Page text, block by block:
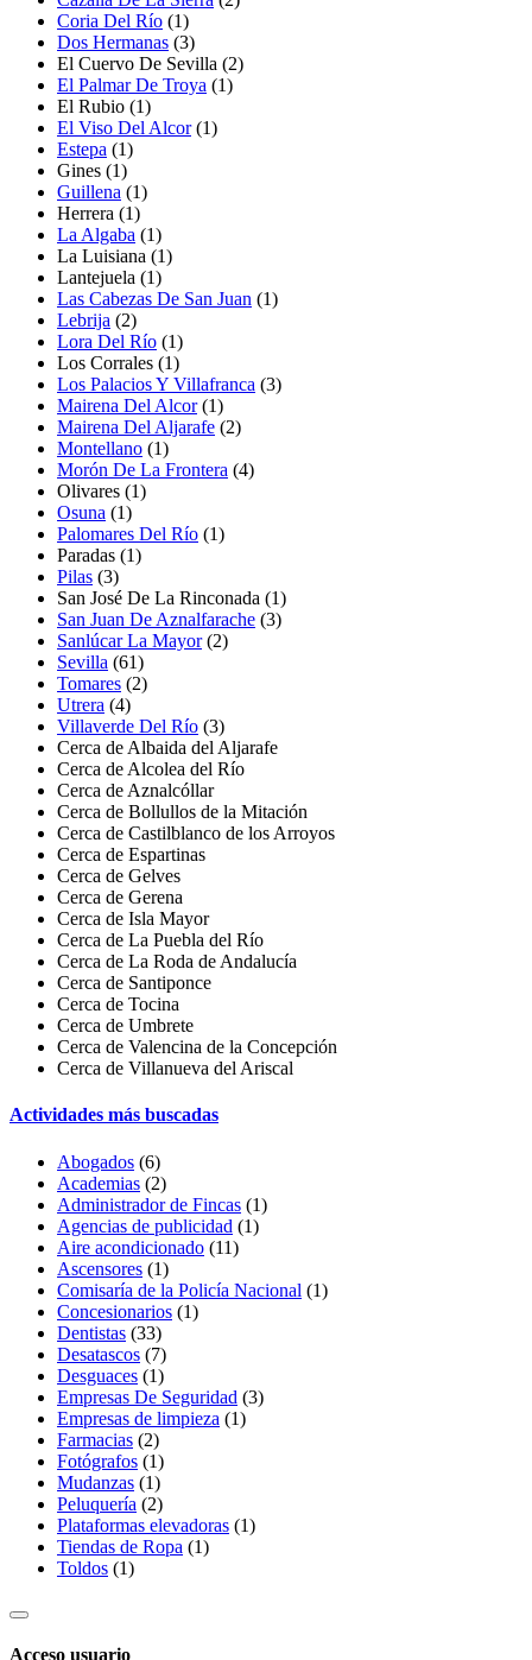
Coria Del Río (1)
Dos Hermanas (3)
El Cuervo De Sevilla (2)
El Palmar De Troya (1)
El Rubio (1)
El Viso Del Alcor(1)
Estepa (1)
Gines (1)
Guillena (1)
Herrera (1)
La Algaba (1)
La Luisiana (1)
Lantejuela (1)
Las Cabezas De San Juan (1)
Lebrija (2)
Lora Del Río (1)
Los Corrales (1)
Los Palacios Y Villafranca (3)
Mairena Del Alcor(1)
Mairena Del Aljarafe (2)
Montellano (1)
Morón De La Frontera (4)
Olivares (1)
Osuna (1)
Palomares Del Río (1)
Paradas (1)
Pilas (3)
San José De La Rinconada (1)
San Juan De Aznalfarache (3)
Sanlúcar La Mayor(2)
Sevilla (61)
Tomares (2)
Utrera (4)
Villaverde Del Río (3)
Cerca de Albaida del Aljarafe
Cerca de Alcolea del Río
Cerca de Aznalcóllar
Cerca de Bollullos de la Mitación
Cerca de Castilblanco de los Arroyos
Cerca de Espartinas
Cerca de Gelves
Cerca de Gerena
Cerca de Isla Mayor
Cerca de La Puebla del Río
Cerca de La Roda de Andalucía
Cerca de Santiponce
Cerca de Tocina
Cerca de Umbrete
Cerca de Valencina de la Concepción
Cerca de Villanueva del Ariscal
Actividades más buscadas
Abogados (6)
Academias (2)
Administrador de Fincas (1)
Agencias de publicidad (1)
Aire acondicionado (11)
Ascensores (1)
Comisaría de la Policía Nacional (1)
Concesionarios (1)
Dentistas (33)
Desatascos (7)
Desguaces (1)
Empresas De Seguridad (3)
Empresas de limpieza (1)
Farmacias (2)
Fotógrafos (1)
Mudanzas (1)
Peluquería (2)
Plataformas elevadoras (1)
Tiendas de Ropa (1)
Toldos (1)
Acceso usuario